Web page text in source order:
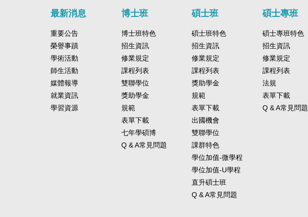
最新消息
重要公告
榮譽事蹟
學術活動
師生活動
媒體報導
就業資訊
學習資源
博士班
博士班特色
招生資訊
修業規定
課程列表
雙聯學位
獎助學金
規範
表單下載
七年學碩博
Q & A常見問題
碩士班
碩士班特色
招生資訊
修業規定
課程列表
獎助學金
規範
表單下載
出國機會
雙聯學位
課群特色
學位加值-微學程
學位加值-U學程
直升碩士班
Q & A常見問題
碩士專班
碩士專班特色
招生資訊
修業規定
課程列表
法規
表單下載
Q & A常見問題